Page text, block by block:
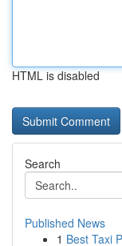
HTML is disabled
Search
Published News
1 Best Taxi